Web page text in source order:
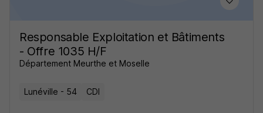
Responsable Exploitation et Bâtiments
- Offre 1035 H/F
Département Meurthe et Moselle
Lunéville - 54 CDI